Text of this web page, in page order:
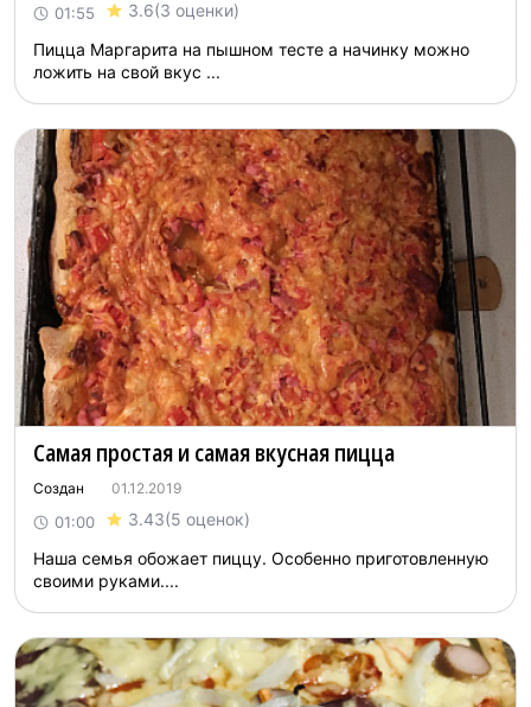
01:55 3.6(3 оценки)
Пицца Маргарита на пышном тесте а начинку можно
ложить на свой вкус ...
Самая простая и самая вкусная пицца
Создан 01.12.2019
01:00 3.43(5 оценок)
Наша семья обожает пиццу. Особенно приготовленную
своими руками....